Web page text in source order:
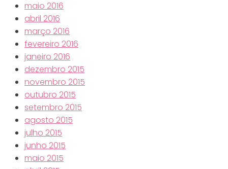
maio 2016
abril 2016
março 2016
fevereiro 2016
janeiro 2016
dezembro 2015
novembro 2015
outubro 2015
setembro 2015
agosto 2015
julho 2015
junho 2015
maio 2015